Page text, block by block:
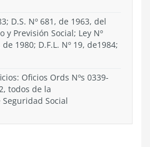
D.S. Nº 681, de 1963, del
Previsión Social; Ley Nº
1980; D.F.L. Nº 19, de1984;
Oficios Ords Nºs 0339-
todos de la
Social